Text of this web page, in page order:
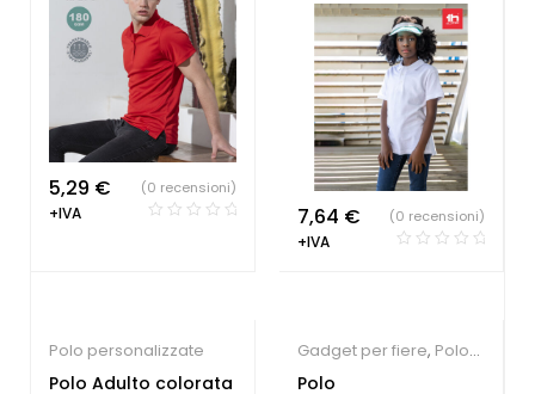
5,29 €
+IVA
(0 recensioni)
7,64 €
+IVA
(0 recensioni)
Polo personalizzate
Polo Adulto colorata
Gadget per fiere, Polo
personalizzate
Polo